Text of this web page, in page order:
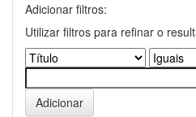
Adicionar filtros:
Utilizar filtros para refinar o